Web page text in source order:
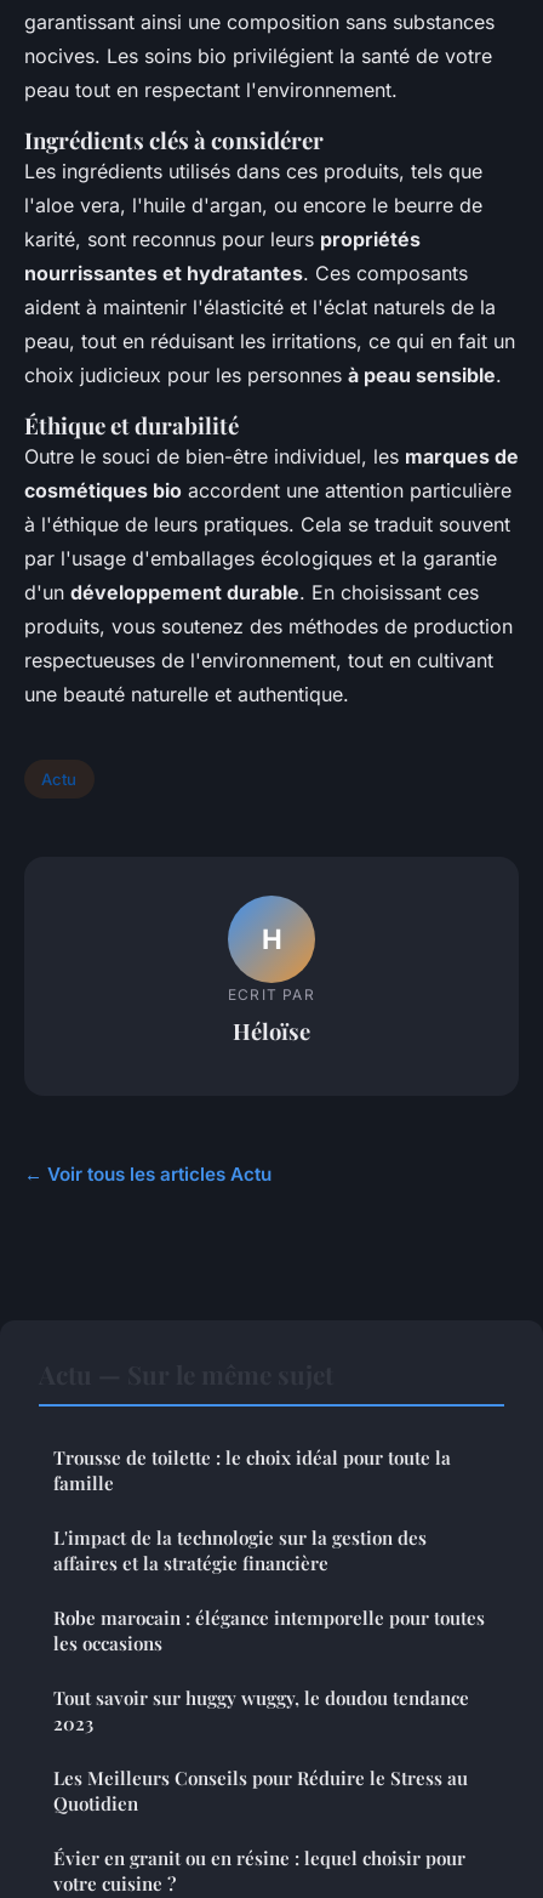
garantissant ainsi une composition sans substances
nocives. Les soins bio privilégient la santé de votre
peau tout en respectant l'environnement.
Ingrédients clés à considérer
Les ingrédients utilisés dans ces produits, tels que
l'aloe vera, l'huile d'argan, ou encore le beurre de
karité, sont reconnus pour leurs propriétés
nourrissantes et hydratantes. Ces composants
aident à maintenir l'élasticité et l'éclat naturels de la
peau, tout en réduisant les irritations, ce qui en fait un
choix judicieux pour les personnes à peau sensible.
Éthique et durabilité
Outre le souci de bien-être individuel, les marques de
cosmétiques bio accordent une attention particulière
à l'éthique de leurs pratiques. Cela se traduit souvent
par l'usage d'emballages écologiques et la garantie
d'un développement durable. En choisissant ces
produits, vous soutenez des méthodes de production
respectueuses de l'environnement, tout en cultivant
une beauté naturelle et authentique.
Actu
H
ECRIT PAR
Héloïse
← Voir tous les articles Actu
Trousse de toilette : le choix idéal pour toute la
famille
L'impact de la technologie sur la gestion des
affaires et la stratégie financière
Robe marocain : élégance intemporelle pour toutes
les occasions
Tout savoir sur huggy wuggy, le doudou tendance
2023
Les Meilleurs Conseils pour Réduire le Stress au
Quotidien
Évier en granit ou en résine : lequel choisir pour
votre cuisine ?